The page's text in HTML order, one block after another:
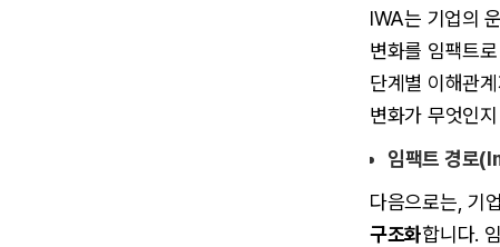
IWA는 기업의
변화를 임팩트
단계별 이해관
변화가 무엇인
임팩트 경로
다음으로는, 기
구조화합니다.